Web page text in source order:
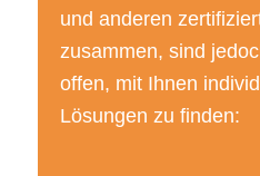
und anderen
zusammen, sind
offen, mit Ihnen
Lösungen zu finden: